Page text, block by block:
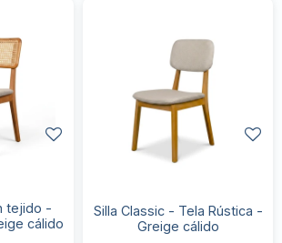
tejido -
cálido
Silla Classic - Tela Rústica -
Greige cálido